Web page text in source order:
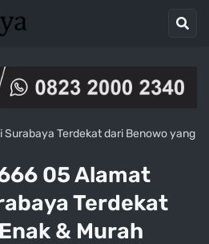
Surabaya Terdekat dari Benowo yang
05 Alamat
Terdekat
& Murah